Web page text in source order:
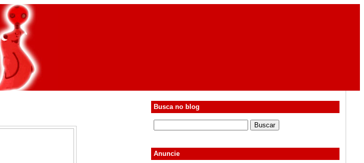
Busca no blog
Anuncie